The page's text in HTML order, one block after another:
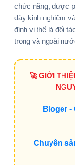
chức năng, dược
dày kinh nghiệm
định vị thế là đối
trong và ngoài
🚀 GIỚI
Bloger -
Chuyên